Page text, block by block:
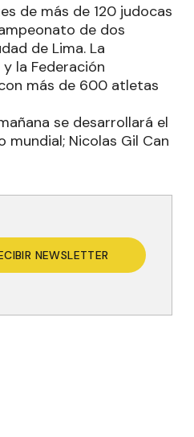
de más de 120 judocas
de dos
de Lima. La
la Federación
más de 600 atletas
se desarrollará el
Nicolas Gil Can
NEWSLETTER